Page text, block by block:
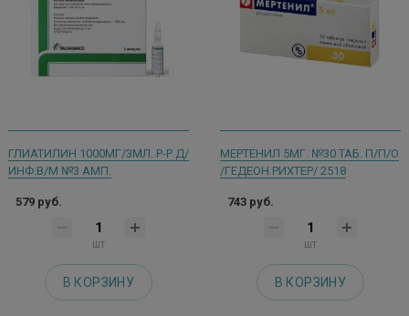
ГЛИАТИЛИН 1000МГ/3МЛ. Р-Р Д/
ИНФ.В/М №3 АМП.
579 руб.
шт
В КОРЗИНУ
МЕРТЕНИЛ 5МГ. №30 ТАБ. П/П/О
/ГЕДЕОН РИХТЕР/ 2518
743 руб.
шт
В КОРЗИНУ